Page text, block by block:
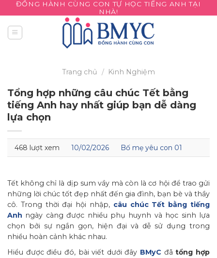
to
content
ĐỒNG HÀNH CÙNG CON TỰ HỌC TIẾNG ANH TẠI
NHÀ!
Trang chủ / Kinh Nghiệm
Tổng hợp những câu chúc Tết bằng
tiếng Anh hay nhất giúp bạn dễ dàng
lựa chọn
468 lượt xem 10/02/2026 Bố mẹ yêu con 01
Tết không chỉ là dịp sum vầy mà còn là cơ hội để trao gửi
những lời chúc tốt đẹp nhất đến gia đình, bạn bè và thầy
cô. Trong thời đại hội nhập, câu chúc Tết bằng tiếng
Anh ngày càng được nhiều phụ huynh và học sinh lựa
chọn bởi sự ngắn gọn, hiện đại và dễ sử dụng trong
nhiều hoàn cảnh khác nhau.
Hiểu được điều đó, bài viết dưới đây BMyC đãtổng hợp